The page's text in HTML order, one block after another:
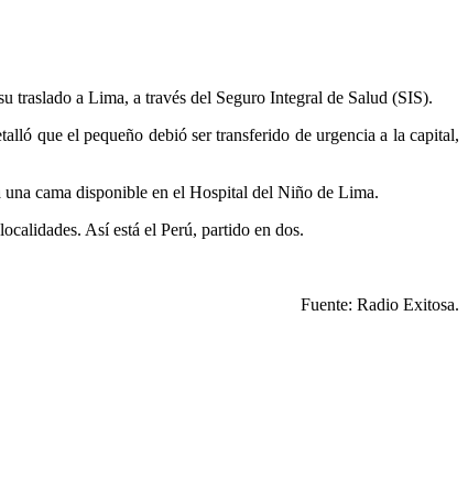
traslado a Lima, a través del Seguro Integral de Salud (SIS).
que el pequeño debió ser transferido de urgencia a la capital,
cama disponible en el Hospital del Niño de Lima.
Así está el Perú, partido en dos.
Fuente: Radio Exitosa.